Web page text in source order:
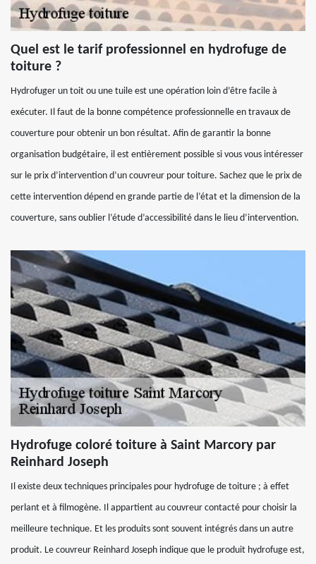
Quel est le tarif professionnel en hydrofuge de
toiture ?
Hydrofuger un toit ou une tuile est une opération loin d’être facile à
exécuter. Il faut de la bonne compétence professionnelle en travaux de
couverture pour obtenir un bon résultat. Afin de garantir la bonne
organisation budgétaire, il est entièrement possible si vous vous intéresser
sur le prix d’intervention d’un couvreur pour toiture. Sachez que le prix de
cette intervention dépend en grande partie de l’état et la dimension de la
couverture, sans oublier l’étude d’accessibilité dans le lieu d’intervention.
Hydrofuge coloré toiture à Saint Marcory par
Reinhard Joseph
Il existe deux techniques principales pour hydrofuge de toiture ; à effet
perlant et à filmogène. Il appartient au couvreur contacté pour choisir la
meilleure technique. Et les produits sont souvent intégrés dans un autre
produit. Le couvreur Reinhard Joseph indique que le produit hydrofuge est,